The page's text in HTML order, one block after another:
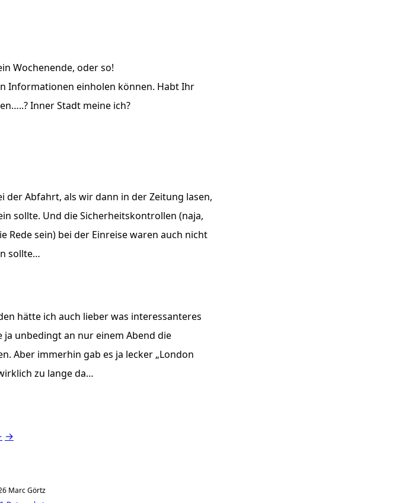
Wochenende, oder so!
Informationen einholen können. Habt Ihr
Inner Stadt meine ich?
Abfahrt, als wir dann in der Zeitung lasen,
sollte. Und die Sicherheitskontrollen (naja,
Rede sein) bei der Einreise waren auch nicht
sollte…
hätte ich auch lieber was interessanteres
unbedingt an nur einem Abend die
Aber immerhin gab es ja lecker „London
zu lange da…
→
Marc Görtz